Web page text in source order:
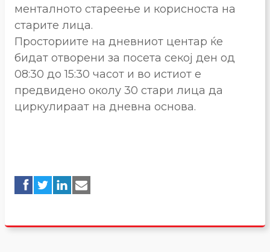
менталното стареење и корисноста на
старите лица.
Просториите на дневниот центар ќе
бидат отворени за посета секој ден од
08:30 до 15:30 часот и во истиот е
предвидено околу 30 стари лица да
циркулираат на дневна основа.